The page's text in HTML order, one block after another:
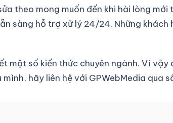
theo mong muốn đến khi hài lòng
sàng hỗ trợ xử lý 24/24. Những
một số kiến thức chuyên ngành. Vì
hãy liên hệ với GPWebMedia qua